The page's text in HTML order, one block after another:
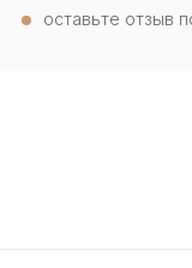
оставьте отзыв